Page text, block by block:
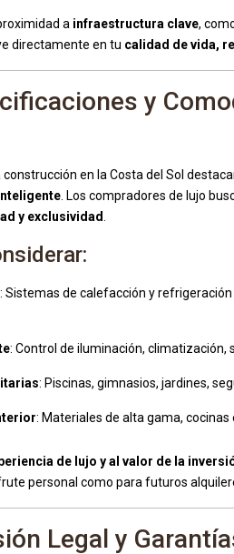
a infraestructura clave,
directamente en tu calidad de vida,
y
en la Costa del Sol
. Los compradores de lujo
y exclusividad
: Sistemas de calefacción y
: Control de iluminación, climatización,
: Piscinas, gimnasios, jardines,
: Materiales de alta gama, cocinas
de lujo y al valor de la
personal como para futuros
Legal y